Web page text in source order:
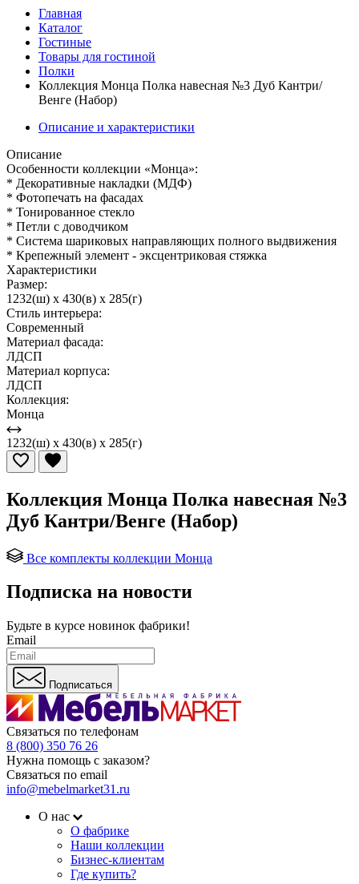
Главная
Каталог
Гостиные
Товары для гостиной
Полки
Коллекция Монца Полка навесная №3 Дуб Кантри/
Венге (Набор)
Описание и характеристики
Описание
Особенности коллекции «Монца»:
* Декоративные накладки (МДФ)
* Фотопечать на фасадах
* Тонированное стекло
* Петли с доводчиком
* Система шариковых направляющих полного выдвижения
* Крепежный элемент - эксцентриковая стяжка
Характеристики
Размер:
1232(ш) x 430(в) x 285(г)
Стиль интерьера:
Современный
Материал фасада:
ЛДСП
Материал корпуса:
ЛДСП
Коллекция:
Монца
1232(ш) x 430(в) x 285(г)
Коллекция Монца Полка навесная №3
Дуб Кантри/Венге (Набор)
Все комплекты коллекции Монца
Подписка на новости
Будьте в курсе новинок фабрики!
Email
Подписаться
Связаться по телефонам
8 (800) 350 76 26
Нужна помощь с заказом?
Связаться по email
info@mebelmarket31.ru
О нас
О фабрике
Наши коллекции
Бизнес-клиентам
Где купить?